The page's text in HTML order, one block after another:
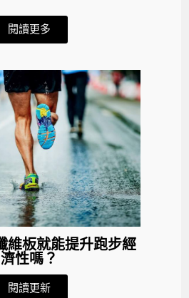
閱讀更多
維板就能提升跑步經
濟性嗎？
閱讀更新